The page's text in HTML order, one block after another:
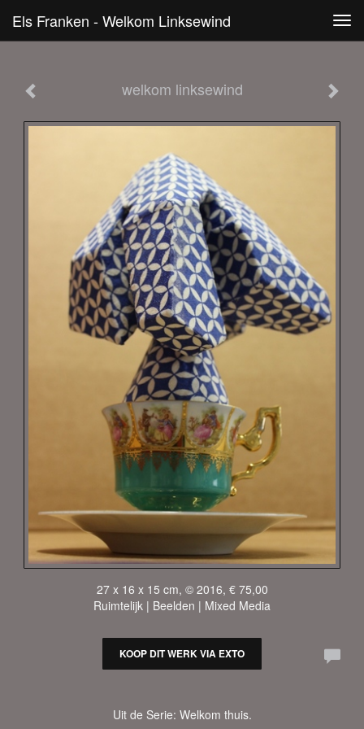
Els Franken - Welkom Linksewind
welkom linksewind
27 x 16 x 15 cm, © 2016, € 75,00
Ruimtelijk | Beelden | Mixed Media
KOOP DIT WERK VIA EXTO
Uit de Serie: Welkom thuis.